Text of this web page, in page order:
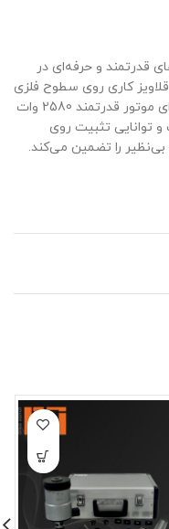
قدرتمند و حرفه‌ای در
کاری روی سطوح فلزی
ضخیم استفاده می‌شود. این دستگاه با دارای موتور قدرتمند 2580 وات
20500 نیوتن است و توانایی تثبیت روی
بی‌نظیر را تضمین می‌کند.